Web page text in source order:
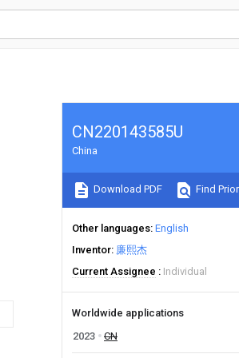
CN220143585U
China
Download PDF Find
Other languages English
Inventor 廉熙杰
Current Assignee
Individual
Worldwide applications
2023
CN